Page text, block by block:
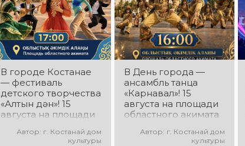
В городе Костанае
— фестиваль
детского творчества
«Алтын дән»! 15
августа на площади
состоится фестиваль
Автор: г. Костанай дом
культуры
В День города —
ансамбль танца
«Карнавал»! 15
августа на площади
областного акимата
концертная
Автор: г. Костанай дом
культуры